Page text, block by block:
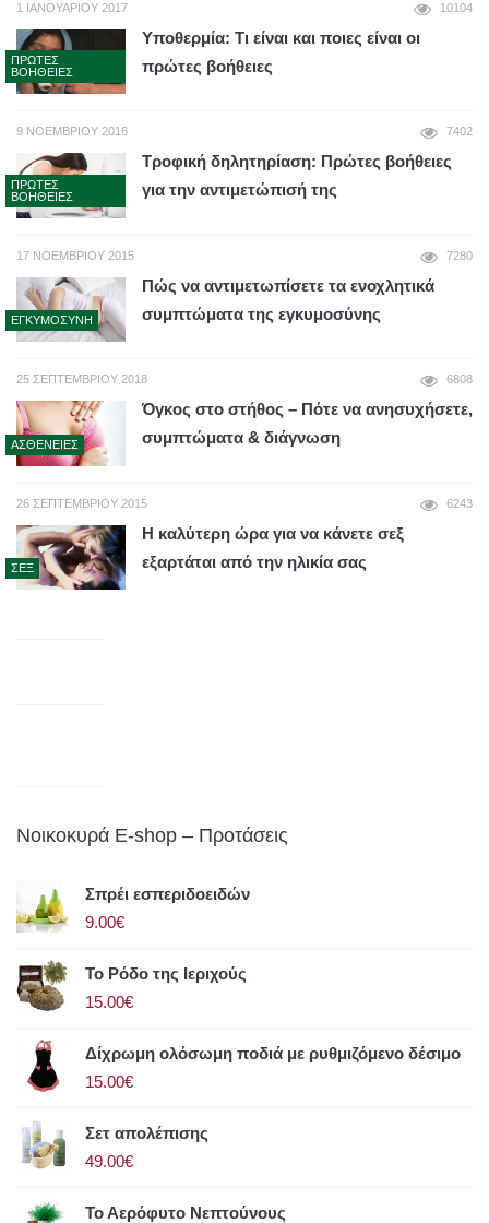
1 ΙΑΝΟΥΑΡΊΟΥ 2017 10104
ΠΡΏΤΕΣ
ΒΟΉΘΕΙΕΣ
Υποθερμία: Τι είναι και ποιες είναι οι
πρώτες βοήθειες
9 ΝΟΕΜΒΡΊΟΥ 2016 7402
ΠΡΏΤΕΣ
ΒΟΉΘΕΙΕΣ
Τροφική δηλητηρίαση: Πρώτες βοήθειες
για την αντιμετώπισή της
17 ΝΟΕΜΒΡΊΟΥ 2015 7280
ΕΓΚΥΜΟΣΎΝΗ
Πώς να αντιμετωπίσετε τα ενοχλητικά
συμπτώματα της εγκυμοσύνης
25 ΣΕΠΤΕΜΒΡΊΟΥ 2018 6808
ΑΣΘΈΝΕΙΕΣ
Όγκος στο στήθος – Πότε να ανησυχήσετε,
συμπτώματα & διάγνωση
26 ΣΕΠΤΕΜΒΡΊΟΥ 2015 6243
ΣΕΞ
Η καλύτερη ώρα για να κάνετε σεξ
εξαρτάται από την ηλικία σας
Νοικοκυρά E-shop – Προτάσεις
Σπρέι εσπεριδοειδών
9.00€
Το Ρόδο της Ιεριχούς
15.00€
Δίχρωμη ολόσωμη ποδιά με ρυθμιζόμενο δέσιμο
15.00€
Σετ απολέπισης
49.00€
Το Αερόφυτο Νεπτούνους